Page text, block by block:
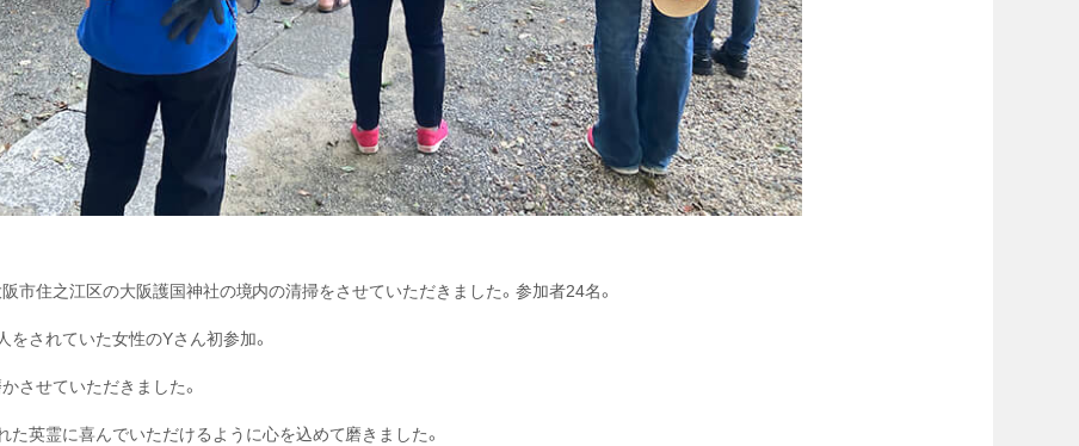
阪市住之江区の大阪護国神社の境内の清掃をさせていただきました。参加者24名。
されていた女性のYさん初参加。
させていただきました。
た英霊に喜んでいただけるように心を込めて磨きました。